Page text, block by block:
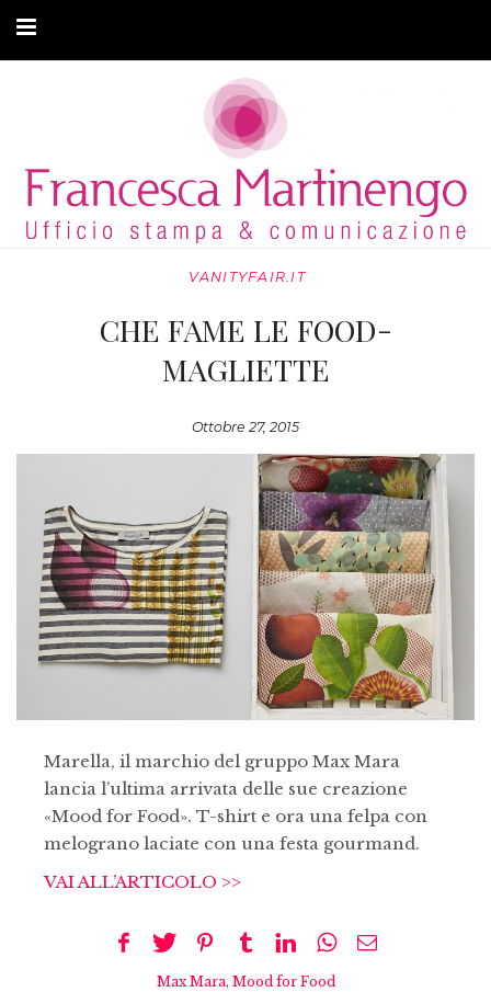
ARTICOLI
MODA ADATTIVA
VANITYFAIR.IT
CHE FAME LE FOOD-
MAGLIETTE
Ottobre 27, 2015
Marella, il marchio del gruppo Max Mara
lancia l’ultima arrivata delle sue creazione
«Mood for Food». T-shirt e ora una felpa con
melograno laciate con una festa gourmand.
VAI ALL’ARTICOLO >>
Max Mara, Mood for Food